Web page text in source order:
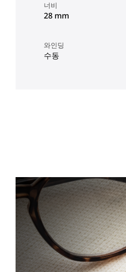
너비
28 mm
와인딩
수동